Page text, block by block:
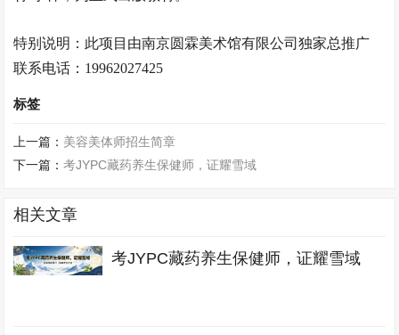
特别说明：此项目由南京圆霖美术馆有限公司独家总推广
联系电话： 19962027425
标签
上一篇： 美容美体师招生简章
下一篇：考JYPC藏药养生保健师，证耀雪域
相关文章
考JYPC藏药养生保健师，证耀雪域